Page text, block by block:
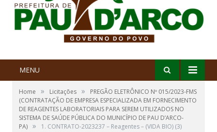
MENU
Home » Licitações »
PREGÃO ELETRÔNICO Nº 015/2023-FMS
(CONTRATAÇÃO DE EMPRESA ESPECIALIZADA EM FORNECIMENTO
DE REAGENTES LABORATORIAIS PARA SEREM UTILIZADOS NO
SISTEMA DE SAÚDE PÚBLICA DO MUNICÍPIO DE PAU D’ARCO-
PA) » 1. CONTRATO-2023237 – Reagentes – (VIDA BIO) (3)